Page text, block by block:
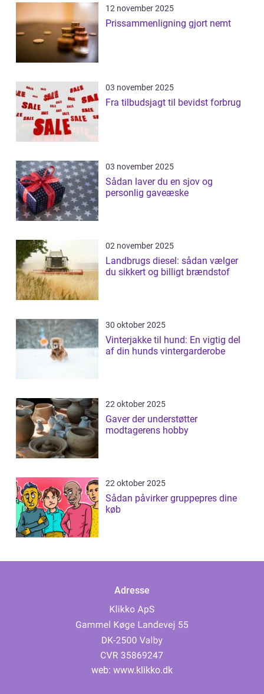
12 november 2025
Prissammenligning gjort nemt
03 november 2025
Fra tilbudsjagt til bevidst forbrug
03 november 2025
Sådan laver du en sjov og
personlig gaveæske
02 november 2025
Landbrugs diesel: sådan vælger
du sikkert og billigt brændstof
30 oktober 2025
Vinterjakke til hund: En vigtig del
af din hunds vintergarderobe
22 oktober 2025
Gaver der understøtter
modtagerens hobby
22 oktober 2025
Sådan påvirker gruppepres dine
køb
Adresse
web: www.klikko.dk